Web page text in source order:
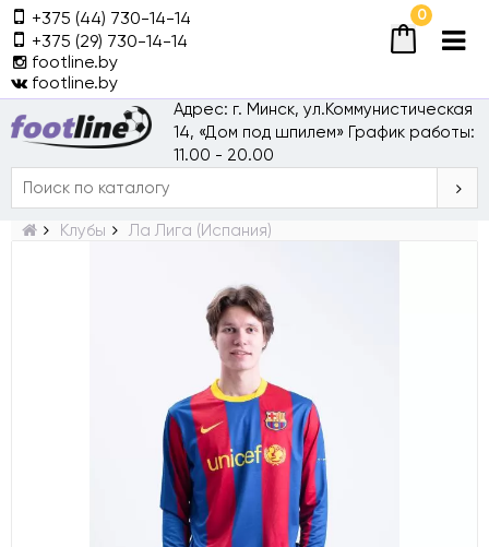
Адрес: г. Минск, ул.Коммунистическая
14, «Дом под шпилем» График работы:
11.00 - 20.00
+375 (44) 730-14-14
+375 (29) 730-14-14
footline.by
footline.by
0
Клубы Ла Лига (Испания)